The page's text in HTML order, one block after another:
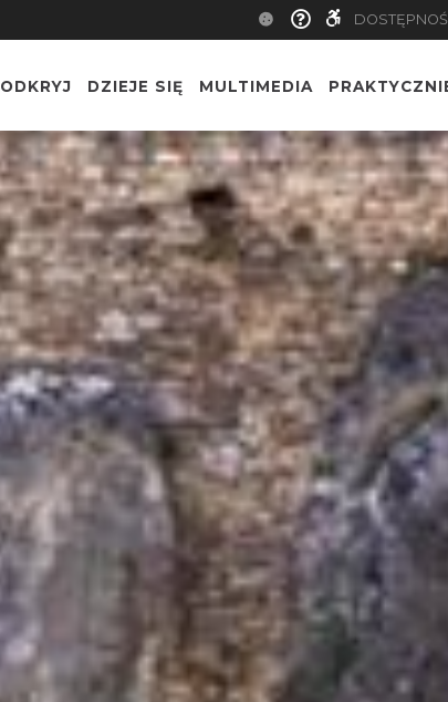
ODKRYJ DZIEJE SIĘ MULTIMEDIA